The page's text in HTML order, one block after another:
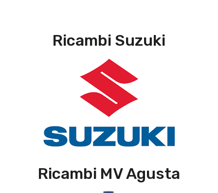
Ricambi Suzuki
Ricambi MV Agusta